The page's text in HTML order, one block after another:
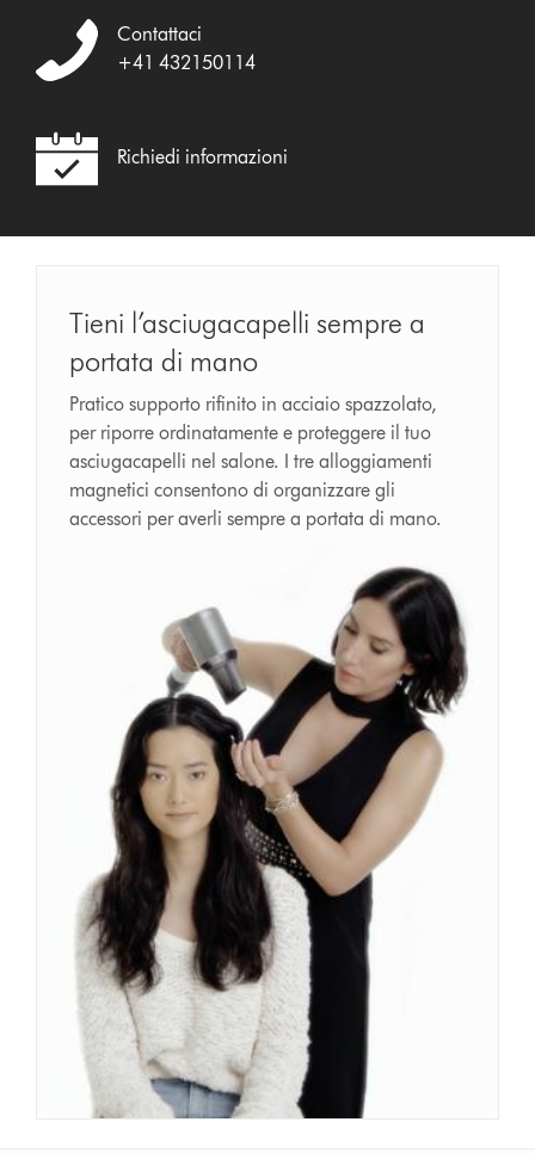
Contattaci
+41 432150114
Richiedi informazioni
Tieni l’asciugacapelli sempre a
portata di mano
Pratico supporto rifinito in acciaio spazzolato,
per riporre ordinatamente e proteggere il tuo
asciugacapelli nel salone. I tre alloggiamenti
magnetici consentono di organizzare gli
accessori per averli sempre a portata di mano.